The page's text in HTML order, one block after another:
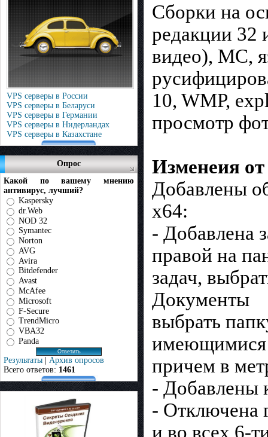
VPS серверы в России
VPS серверы в Беларуси
VPS серверы в Германии
VPS серверы в Нидерландах
VPS серверы в Казахстане
Опрос
Какой по вашему мнению
антивирус, лучший?
Kaspersky
dr.Web
NOD 32
Symantec
Norton
AVG
Avira
Bitdefender
Avast
McAfee
Microsoft
F-Secure
TrendMicro
VBA32
Panda
Результаты | Архив опросов
Всего ответов: 1461
Сборки на
редакции 32
видео), МС,
10, WMP,
просмотр
Изменеия
Добавлены
x64:
- Добавлена
правой на
задач,
Документы
выбрать
имеющимися
причем в
- Добавлены
- Отключена
и во всех 6-